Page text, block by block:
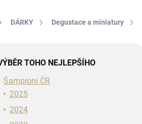
DÁRKY Degustace a miniatury
TOHO NEJLEPŠÍHO
Šampioni ČR
2025
2024